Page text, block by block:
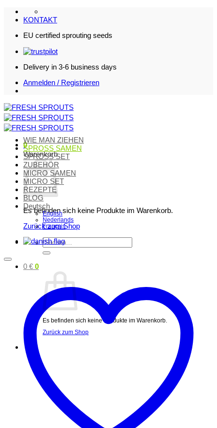
Zum
Inhalt
KONTAKT
EU certified sprouting seeds
Delivery in 3-6 business days
Anmelden / Registrieren
0
Warenkorb
Es befinden sich keine Produkte im Warenkorb.
Zurück zum Shop
Suchen
nach:
0 € 0
Es befinden sich keine Produkte im Warenkorb.
Zurück zum Shop
WIE MAN ZIEHEN
SPROSS SAMEN
SPROSS SET
ZUBEHÖR
MICRO SAMEN
MICRO SET
REZEPTE
BLOG
Deutsch
English
Nederlands
Français